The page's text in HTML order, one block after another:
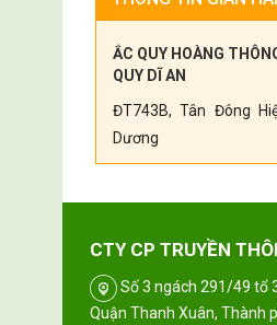
ẮC QUY HOÀNG
QUY DĨ AN
ĐT743B, Tân Đông
Dương
CTY CP TRUYỀN
Số 3 ngách 291/49 tổ
Quận Thanh Xuân, Thành